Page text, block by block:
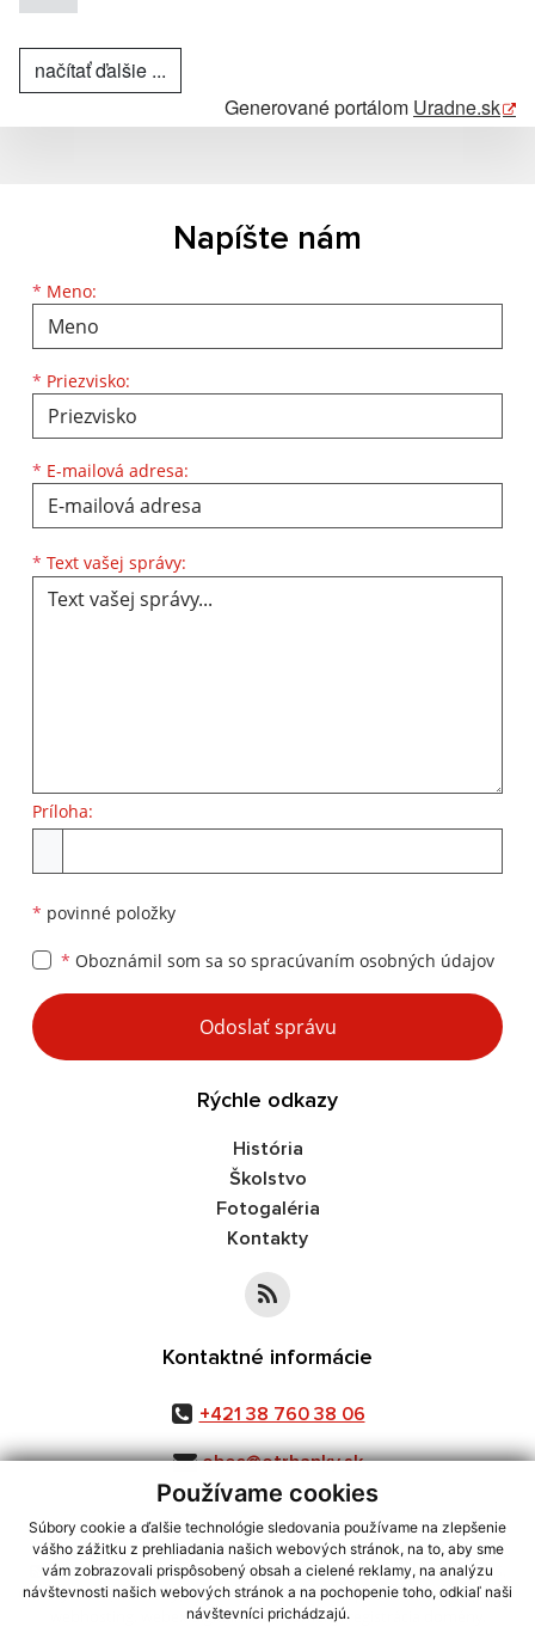
Používame cookies
Súbory cookie a ďalšie technológie sledovania používame na zlepšenie
vášho zážitku z prehliadania našich webových stránok, na to, aby sme
vám zobrazovali prispôsobený obsah a cielené reklamy, na analýzu
návštevnosti našich webových stránok a na pochopenie toho, odkiaľ naši
návštevníci prichádzajú.
načítať ďalšie ...
Generované portálom Uradne.sk
Napíšte nám
* Meno:
Meno
* Priezvisko:
Priezvisko
* E-mailová adresa:
E-mailová adresa
* Text vašej správy:
Príloha:
* povinné položky
* Oboznámil som sa so spracúvaním osobných údajov
Google reCaptcha Response
Odoslať správu
Rýchle odkazy
História
Školstvo
Fotogaléria
Kontakty
Kontaktné informácie
+421 38 760 38 06
obec@otrhanky.sk
využite možnosť získavania aktuálnych informácií s využitím RSS
CMS systém (redakčný) systém ECHELON 2,Mapa stránok,web portál
webex.digital, s.r.o.,domény,registrácia domény